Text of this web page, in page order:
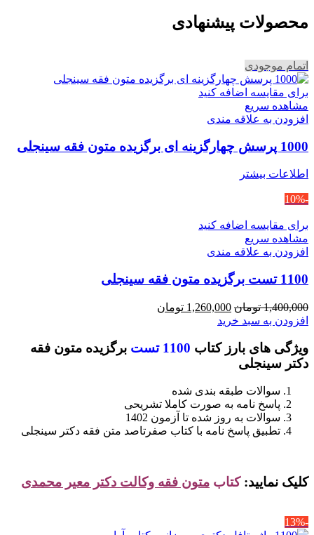
محصولات پیشنهادی
اتمام موجودی
برای مقایسه اضافه کنید
مشاهده سریع
افزودن به علاقه مندی
1000 پرسش چهارگزینه ای برگزیده متون فقه سینجلی
اطلاعات بیشتر
-10%
برای مقایسه اضافه کنید
مشاهده سریع
افزودن به علاقه مندی
1100 تست برگزیده متون فقه سینجلی
1,400,000 تومان قیمت
اصلی
بود.
1,260,000 تومان
است.
افزودن به سبد خرید
ویژگی های بارز کتاب 1100 تست
برگزیده متون فقه
دکتر سینجلی
سوالات طبقه بندی شده
پاسخ نامه به صورت کاملا تشریحی
سوالات به روز شده تا آزمون 1402
تطبیق پاسخ نامه با کتاب صفرتاصد متن فقه دکتر سینجلی
کلیک نمایید: کتاب متون فقه وکالت دکتر معیر محمدی
-13%